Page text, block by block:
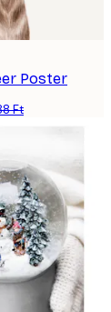
Poster
Ft